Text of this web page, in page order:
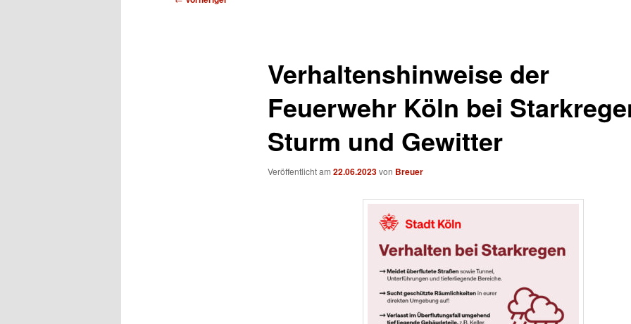
Verhaltenshinweise der
Feuerwehr Köln bei
Sturm und Gewitter
Veröffentlicht am 22.06.2023von Breuer